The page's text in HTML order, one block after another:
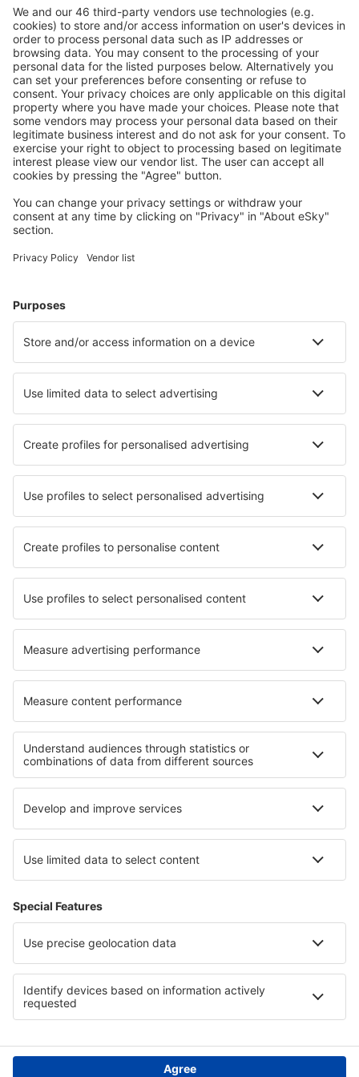
Durango Genral Guadelupe Victoria (DGO)
Guerrero Negro Airport (GUB)
Veracruz General Heriberto Jara (VER)
Puebla Hermanos Serdan (PBC)
Huatulco Intl Airport (HUX)
Hermosillo General Ignacio L. Pesqueira (HMO)
Campeche Alberto Acuna Ongay (CPE)
Guaymas Jose Maria Yanez (GYM)
Acapulco Juan N. Álvarez (ACA)
Zacatecas General Leobardo C. Ruiz (ZCL)
Aguascalientes Jesus Teran Peredo (AGU)
Puerto Vallarta Licenciado Gustavo Diaz Ordaz
(PVR)
Loreto Intl Airport (LTO)
San Jose del Cabo Los Cabos (SJD)
Merida Manuel C. Rejon (MID)
La Paz Manuel Marquez de Leon (LAP)
Matamoros Airport (MAM)
Guadalajara Don Miguel Hidalgo y Costilla (GDL)
Minatitlan Airport (MTT)
Monclova Venustiano Carranza (LOV)
Nuevo Laredo Quetzalcoatl (NLD)
Palenque International Airport (PQM)
Saltillo Plan de Guadalupe (SLW)
Manzanillo Playa de Oro (ZLO)
San Luis Potosi Ponciano Arriaga (SLP)
Puerto Escondido Intl Airport (PXM)
Santiago de Queretaro Airport (QRO)